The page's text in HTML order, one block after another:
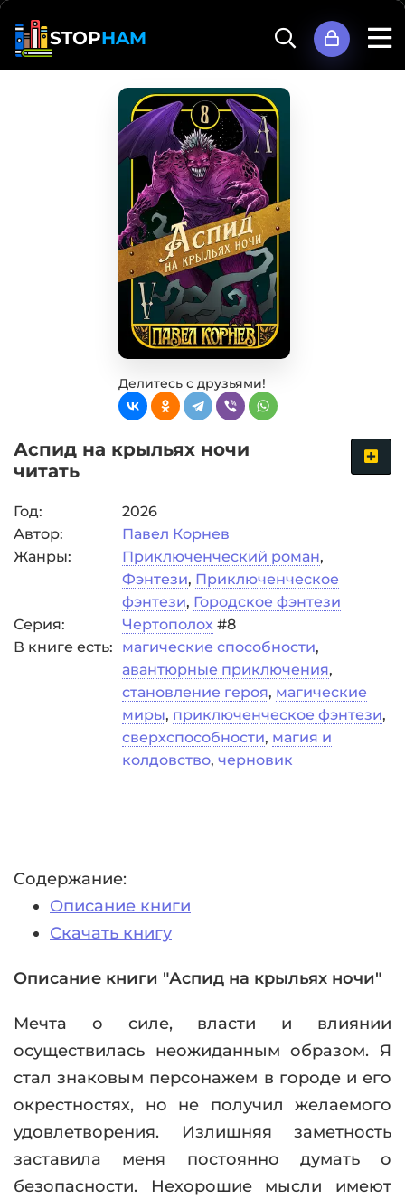
STOPHAM
Делитесь с друзьями!
Аспид на крыльях ночи
читать
Год:
2026
Автор:
Павел Корнев
Жанры:
Приключенческий роман,
Фэнтези, Приключенческое
фэнтези, Городское фэнтези
Серия:
Чертополох #8
В книге есть:
магические способности,
авантюрные приключения,
становление героя, магические
миры, приключенческое фэнтези,
сверхспособности, магия и
колдовство, черновик
Содержание:
Описание книги
Скачать книгу
Описание книги "Аспид на крыльях ночи"
Мечта о силе, власти и влиянии
осуществилась неожиданным образом. Я
стал знаковым персонажем в городе и его
окрестностях, но не получил желаемого
удовлетворения. Излишняя заметность
заставила меня постоянно думать о
безопасности. Нехорошие мысли имеют